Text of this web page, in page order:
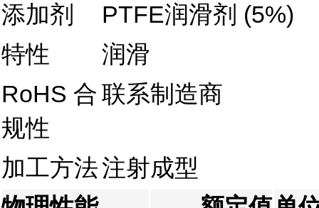
添加剂
PTFE润滑剂 (5%)
特性
润滑
RoHS 合
规性
联系制造商
加工方法注射成型